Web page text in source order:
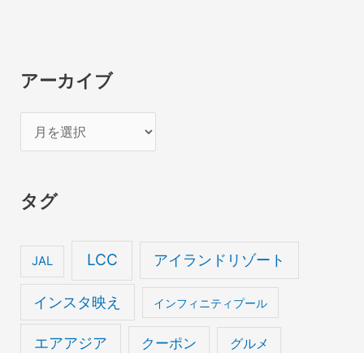
アーカイブ
ー
イ
タグ
JAL LCC アイランドリゾート
インスタ映え インフィニティプール
エアアジア クーポン グルメ